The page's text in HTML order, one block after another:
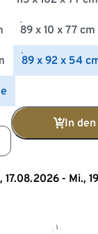
89 x 10 x 77 cm
89 x 92 x 54
In
17.08.2026 - Mi.,